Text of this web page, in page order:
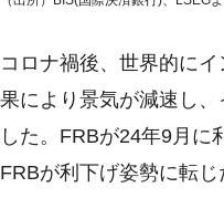
コロナ禍後、世界的に
果により景気が減速し
した。FRBが24年9月に
FRBが利下げ姿勢に転